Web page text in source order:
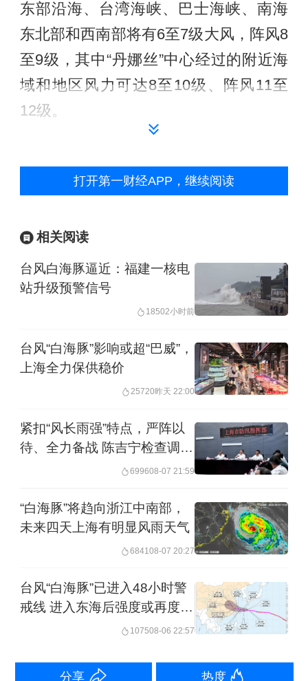
东部沿海、台湾海峡、巴士海峡、南海
东北部和西南部将有6至7级大风，阵风8
至9级，其中“丹娜丝”中心经过的附近海
域和地区风力可达8至10级、阵风11至
12级。
南部和东部、福建东北部等地有大到暴
地部分地区有大暴雨（100至230毫
中央气象台7月8日6时继续发布暴雨黄色
预计，7月8日8时至9日8时，浙江
中南部和东部、福建东北部、四川东
部、重庆西部、贵州西北部、内蒙古东
北部、陕西大部、山西中部、云南西北
部等地部分地区有大到暴雨，其中，浙
江东南部、福建东北部、四川东部等地
部分地区有大暴雨（100至230毫米）。
上述部分地区伴有短时强降水（最大小
时降雨量20至50毫米，局地可超过70毫
米），局地有雷暴大风等强对流天气。
气象专家提醒，台风“丹娜丝”随着副热带
高压的位置变化，路径由之前的北上转
影响我国。
打开第一财经APP，继续阅读
相关阅读
台风白海豚逼近：福建一核电
站升级预警信号
18502小时前
台风“白海豚”影响或超“巴威”，
上海全力保供稳价
25720昨天 22:00
紧扣“风长雨强”特点，严阵以
待、全力备战 陈吉宁检查调度
699608-07 21:59
“白海豚”将趋向浙江中南部，
未来四天上海有明显风雨天气
684108-07 20:27
台风“白海豚”已进入48小时警
戒线 进入东海后强度或再度加
107508-06 22:57
分享 热度